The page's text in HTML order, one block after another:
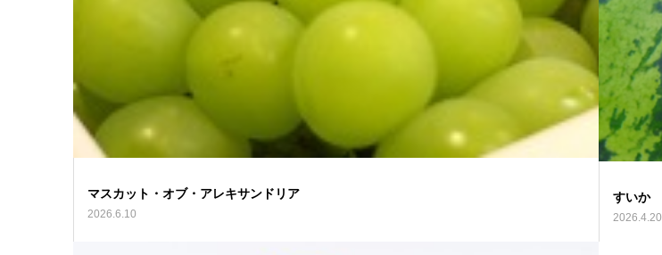
マスカット・オブ・アレキサンドリア
2026.6.10
すいか
2026.4.20